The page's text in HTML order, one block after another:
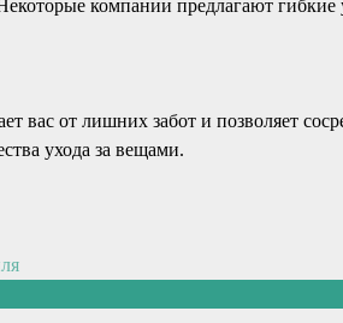
компании предлагают
вас от лишних забот и позволяет
ухода за вещами.